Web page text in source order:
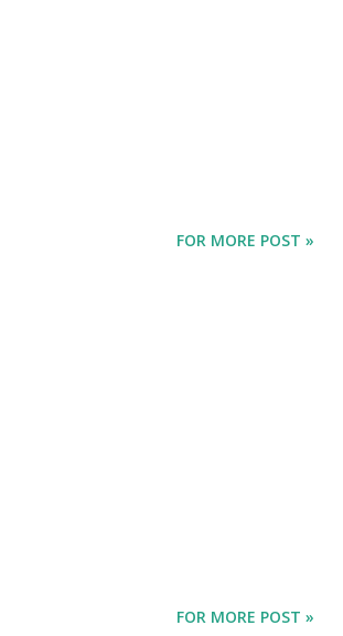
FOR MORE POST »
FOR MORE POST »